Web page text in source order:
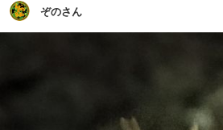
ぞのさん